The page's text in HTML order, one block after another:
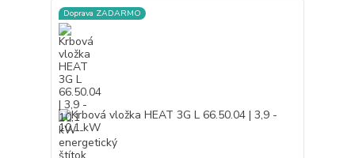
Doprava ZADARMO